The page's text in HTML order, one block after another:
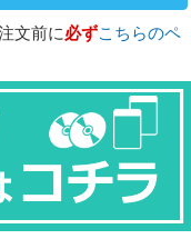
文前に必ずこちらのペ